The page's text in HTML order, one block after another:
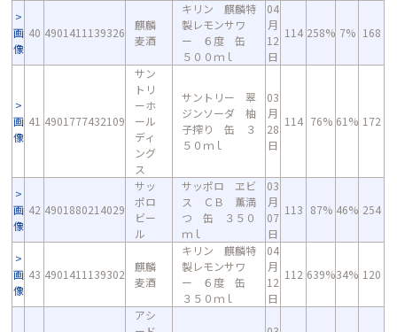
画
像
40 4901411139326
麒麟
麦酒
キリン 麒麟特
製レモンサワ
ー ６度 缶
５００ｍｌ
04
月
12
日
114 258% 7% 168
画
像
41 4901777432109
サン
トリ
ーホ
ール
ディ
ング
ス
サントリー 翠
ジンソーダ 柚
子搾り 缶 ３
５０ｍｌ
03
月
28
日
114 76% 61% 172
画
像
42 4901880214029
サッ
ポロ
ビー
ル
サッポロ ヱビ
ス ＣＢ 薫満
つ 缶 ３５０
ｍｌ
03
月
07
日
113 87% 46% 254
画
像
43 4901411139302
麒麟
麦酒
キリン 麒麟特
製レモンサワ
ー ６度 缶
３５０ｍｌ
04
月
12
日
112 639%34% 120
アシ